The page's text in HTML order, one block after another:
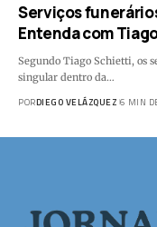
Serviços
Entenda com
Segundo Tiago Schietti, os
singular dentro da…
PORDIEGO VELÁZQUEZ 6 MIN